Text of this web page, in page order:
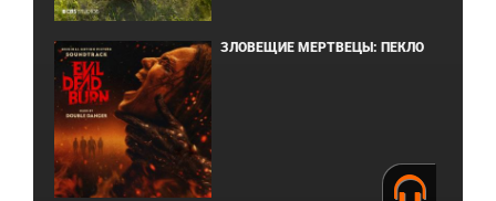
ЗЛОВЕЩИЕ МЕРТВЕЦЫ: ПЕКЛО